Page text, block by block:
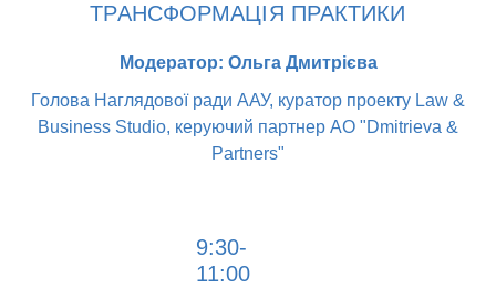
ТРАНСФОРМАЦІЯ ПРАКТИКИ
Модератор: Ольга Дмитрієва
Голова Наглядової ради ААУ, куратор проекту Law &
Business Studio, керуючий партнер АО "Dmitrieva &
Partners"
9:30-
11:00